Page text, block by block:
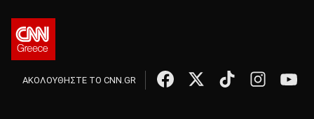
ΑΚΟΛΟΥΘΗΣΤΕ ΤΟ CNN.GR